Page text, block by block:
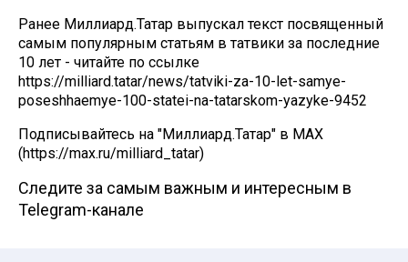
Ранее Миллиард.Татар выпускал текст посвященный
самым популярным статьям в татвики за последние
10 лет - читайте по ссылке
https://milliard.tatar/news/tatviki-za-10-let-samye-
poseshhaemye-100-statei-na-tatarskom-yazyke-9452
Подписывайтесь на "Миллиард.Татар" в МАХ
(https://max.ru/milliard_tatar)
Следите за самым важным и интересным в
Telegram-канале